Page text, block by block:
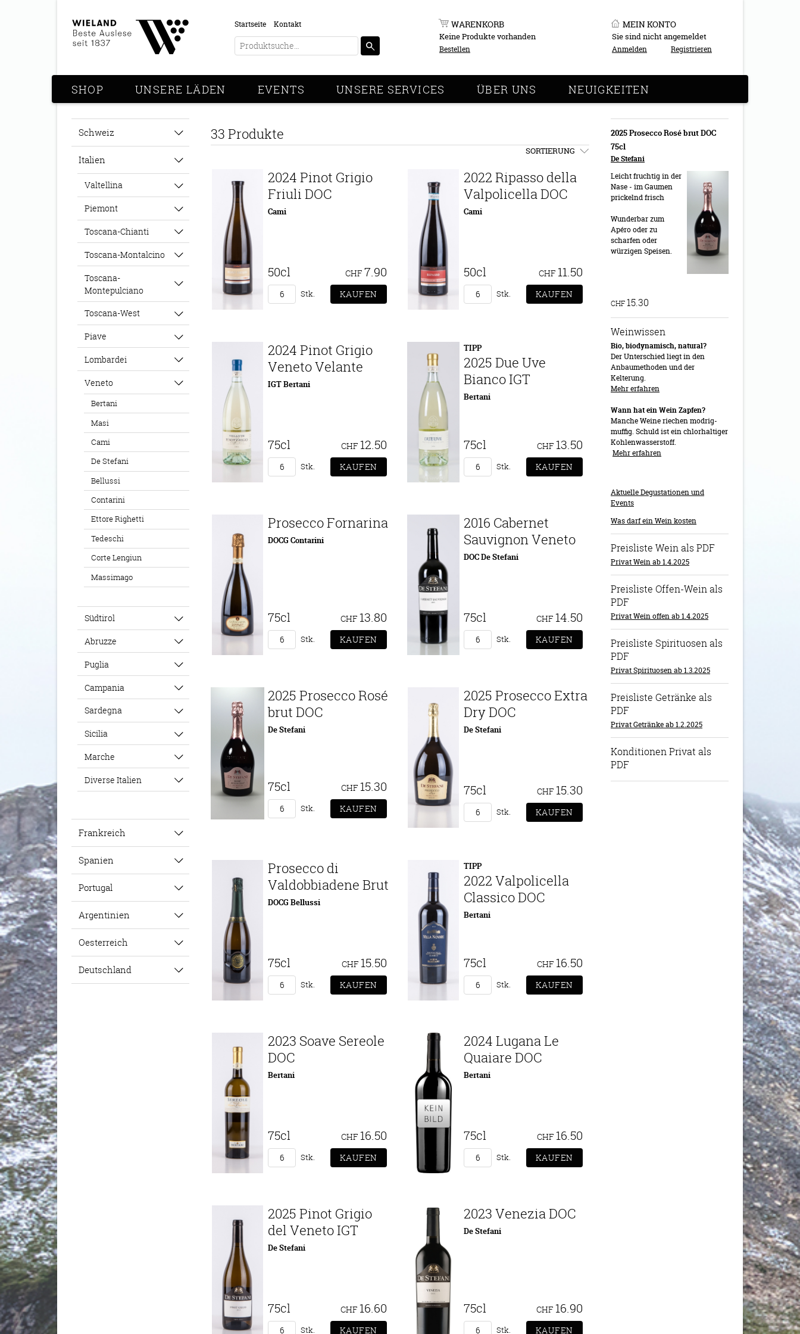
Startseite Kontakt WARENKORB
Keine Produkte vorhanden
Bestellen
MEIN KONTO
Sie sind nicht angemeldet
Anmelden Registrieren
SHOP UNSERE LÄDEN EVENTS UNSERE SERVICES ÜBER UNS NEUIGKEITEN
Schweiz
Italien
Valtellina
Piemont
Toscana-Chianti
Toscana-Montalcino
Toscana-
Montepulciano
Toscana-West
Piave
Lombardei
Veneto
Bertani
Masi
Cami
De Stefani
Bellussi
Contarini
Ettore Righetti
Tedeschi
Corte Lengiun
Massimago
Südtirol
Abruzze
Puglia
Campania
Sardegna
Sicilia
Marche
Diverse Italien
Frankreich
Spanien
Portugal
Argentinien
Oesterreich
Deutschland
33 Produkte
SORTIERUNG
2024 Pinot Grigio
Friuli DOC
Cami
50cl CHF 7.90
Stk.
2022 Ripasso della
Valpolicella DOC
Cami
50cl CHF 11.50
Stk.
2024 Pinot Grigio
Veneto Velante
IGT Bertani
75cl CHF 12.50
Stk.
TIPP
2025 Due Uve
Bianco IGT
Bertani
75cl CHF 13.50
Stk.
Prosecco Fornarina
DOCG Contarini
75cl CHF 13.80
Stk.
2016 Cabernet
Sauvignon Veneto
DOC De Stefani
75cl CHF 14.50
Stk.
2025 Prosecco Rosé
brut DOC
De Stefani
75cl CHF 15.30
Stk.
2025 Prosecco Extra
Dry DOC
De Stefani
75cl CHF 15.30
Stk.
Prosecco di
Valdobbiadene Brut
DOCG Bellussi
75cl CHF 15.50
Stk.
TIPP
2022 Valpolicella
Classico DOC
Bertani
75cl CHF 16.50
Stk.
2023 Soave Sereole
DOC
Bertani
75cl CHF 16.50
Stk.
2024 Lugana Le
Quaiare DOC
Bertani
75cl CHF 16.50
Stk.
2025 Pinot Grigio
del Veneto IGT
De Stefani
75cl CHF 16.60
Stk.
2023 Venezia DOC
De Stefani
75cl CHF 16.90
Stk.
2025 Prosecco Rosé brut DOC
75cl
De Stefani
Leicht fruchtig in der
Nase - im Gaumen
prickelnd frisch
Wunderbar zum
Apéro oder zu
scharfen oder
würzigen Speisen.
CHF15.30
Weinwissen
Bio, biodynamisch, natural?
Der Unterschied liegt in den
Anbaumethoden und der
Kelterung.
Mehr erfahren
Wann hat ein Wein Zapfen?
Manche Weine riechen modrig-
muffig. Schuld ist ein chlorhaltiger
Kohlenwasserstoff.
Mehr erfahren
Aktuelle Degustationen und
Events
Was darf ein Wein kosten
Preisliste Wein als PDF
Privat Wein ab 1.4.2025
Preisliste Offen-Wein als
PDF
Privat Wein offen ab 1.4.2025
Preisliste Spirituosen als
PDF
Privat Spirituosen ab 1.3.2025
Preisliste Getränke als
PDF
Privat Getränke ab 1.2.2025
Konditionen Privat als
PDF